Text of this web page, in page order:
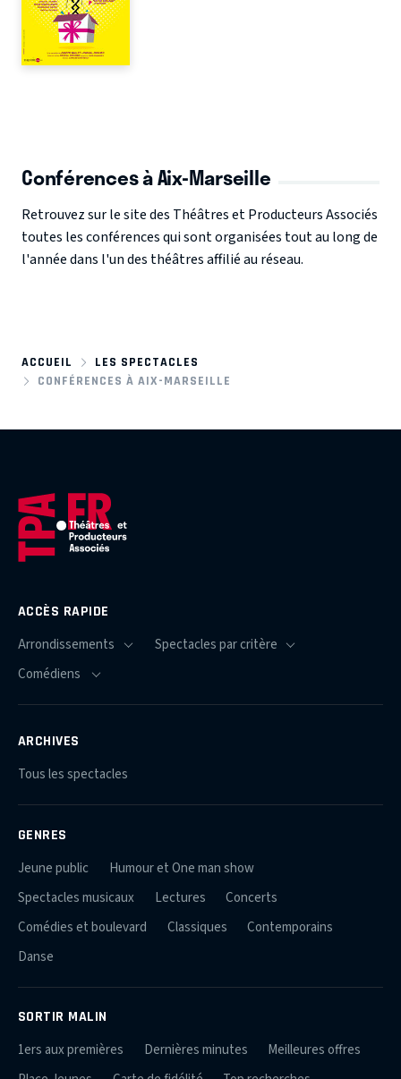
Conférences à Aix-Marseille
Retrouvez sur le site des Théâtres et Producteurs Associés
toutes les conférences qui sont organisées tout au long de
l'année dans l'un des théâtres affilié au réseau.
ACCUEIL
LES SPECTACLES
CONFÉRENCES À AIX-MARSEILLE
ACCÈS RAPIDE
ARCHIVES
Tous les spectacles
GENRES
Jeune public
Humour et One man show
Spectacles musicaux
Lectures
Concerts
Comédies et boulevard
Classiques
Contemporains
Danse
SORTIR MALIN
1ers aux premières Dernières minutes
Meilleures offres